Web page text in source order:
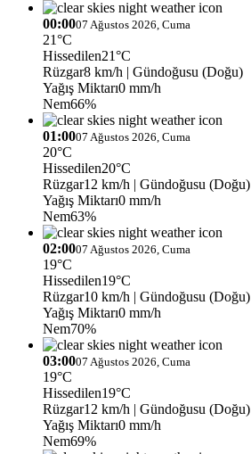
00:0007 Ağustos 2026, Cuma
21°C
Hissedilen21°C
Rüzgar8 km/h | Gündoğusu (Doğu)
Yağış Miktarı0 mm/h
Nem66%
01:0007 Ağustos 2026, Cuma
20°C
Hissedilen20°C
Rüzgar12 km/h | Gündoğusu (Doğu)
Yağış Miktarı0 mm/h
Nem63%
02:0007 Ağustos 2026, Cuma
19°C
Hissedilen19°C
Rüzgar10 km/h | Gündoğusu (Doğu)
Yağış Miktarı0 mm/h
Nem70%
03:0007 Ağustos 2026, Cuma
19°C
Hissedilen19°C
Rüzgar12 km/h | Gündoğusu (Doğu)
Yağış Miktarı0 mm/h
Nem69%